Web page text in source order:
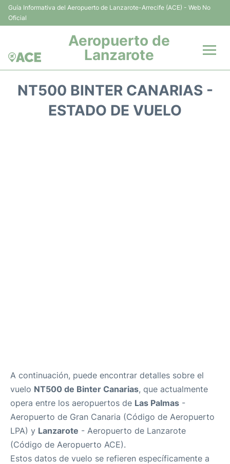
Guía Informativa del Aeropuerto de Lanzarote-Arrecife (ACE) - Web No
Oficial
Aeropuerto de
Lanzarote
NT500 BINTER CANARIAS -
ESTADO DE VUELO
A continuación, puede encontrar detalles sobre el
vuelo NT500 de Binter Canarias, que actualmente
opera entre los aeropuertos de Las Palmas -
Aeropuerto de Gran Canaria (Código de Aeropuerto
LPA) y Lanzarote - Aeropuerto de Lanzarote
(Código de Aeropuerto ACE).
Estos datos de vuelo se refieren específicamente a